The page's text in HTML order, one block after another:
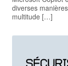
diverses
multitude […]